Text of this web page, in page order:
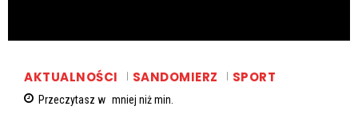
AKTUALNOŚCI SANDOMIERZ SPORT
Przeczytasz w mniej niżmin.